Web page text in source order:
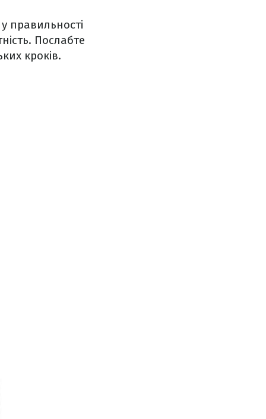
правильності
Послабте
кроків.